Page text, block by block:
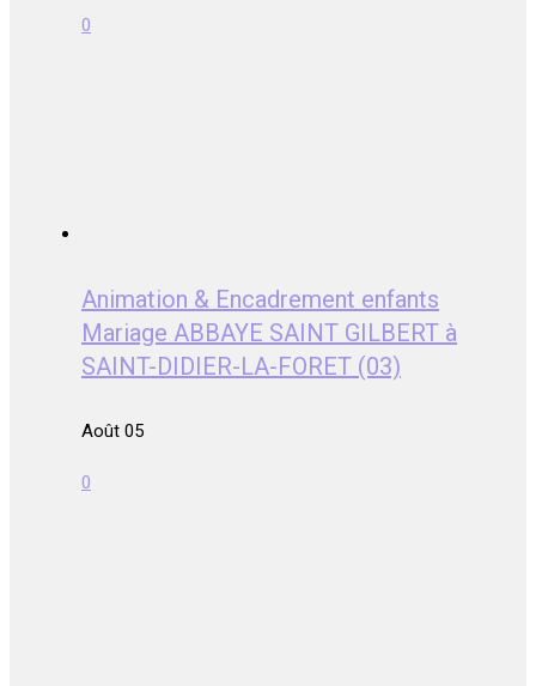
0
Animation & Encadrement enfants
Mariage ABBAYE SAINT GILBERT à
SAINT-DIDIER-LA-FORET (03)
Août 05
0